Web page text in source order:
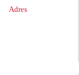
Adres